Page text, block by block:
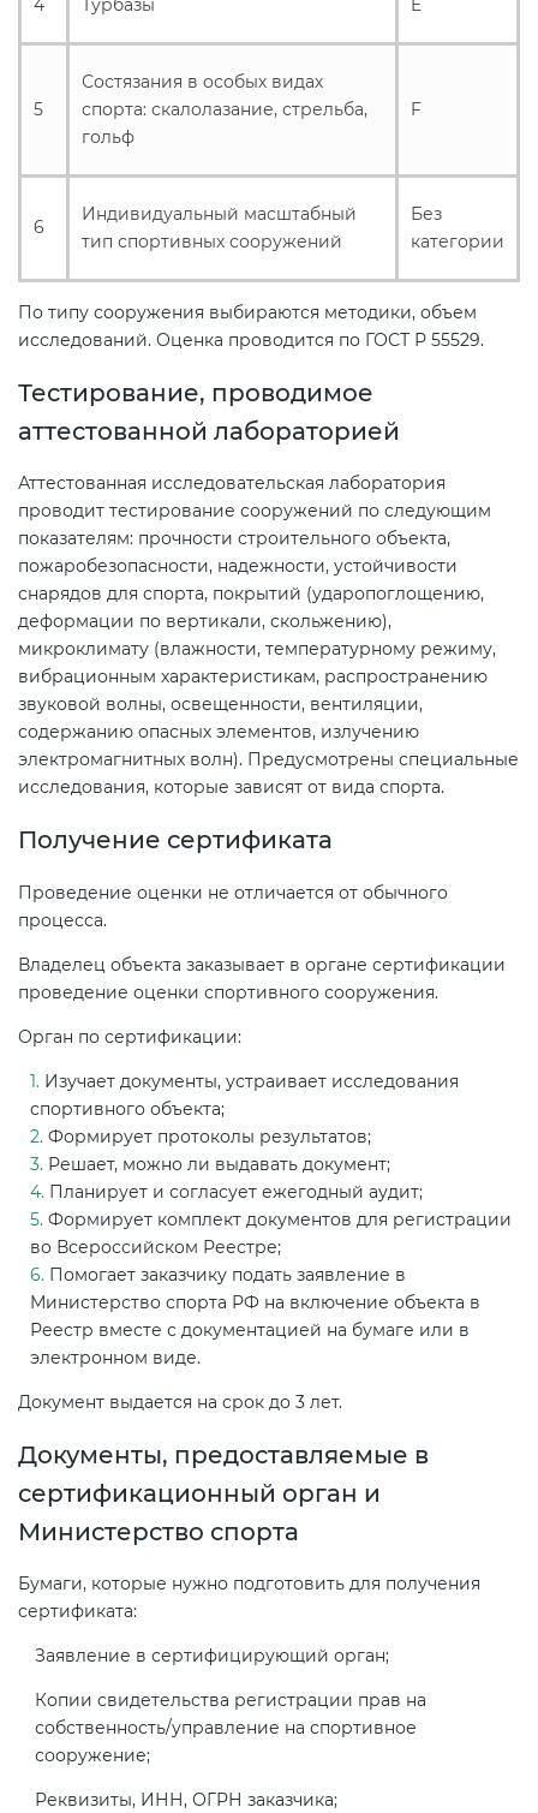
4 Турбазы E
5
Состязания в особых видах
спорта: скалолазание, стрельба,
гольф
F
6
Индивидуальный масштабный
тип спортивных сооружений
Без
категории
По типу сооружения выбираются методики, объем
исследований. Оценка проводится по ГОСТ Р 55529.
Тестирование, проводимое
аттестованной лабораторией
Аттестованная исследовательская лаборатория
проводит тестирование сооружений по следующим
показателям: прочности строительного объекта,
пожаробезопасности, надежности, устойчивости
снарядов для спорта, покрытий (ударопоглощению,
деформации по вертикали, скольжению),
микроклимату (влажности, температурному режиму,
вибрационным характеристикам, распространению
звуковой волны, освещенности, вентиляции,
содержанию опасных элементов, излучению
электромагнитных волн). Предусмотрены специальные
исследования, которые зависят от вида спорта.
Получение сертификата
Проведение оценки не отличается от обычного
процесса.
Владелец объекта заказывает в органе сертификации
проведение оценки спортивного сооружения.
Орган по сертификации:
Изучает документы, устраивает исследования
спортивного объекта;
Формирует протоколы результатов;
Решает, можно ли выдавать документ;
Планирует и согласует ежегодный аудит;
Формирует комплект документов для регистрации
во Всероссийском Реестре;
Помогает заказчику подать заявление в
Министерство спорта РФ на включение объекта в
Реестр вместе с документацией на бумаге или в
электронном виде.
Документ выдается на срок до 3 лет.
Документы, предоставляемые в
сертификационный орган и
Министерство спорта
Бумаги, которые нужно подготовить для получения
сертификата:
Заявление в сертифицирующий орган;
Копии свидетельства регистрации прав на
собственность/управление на спортивное
сооружение;
Реквизиты, ИНН, ОГРН заказчика;